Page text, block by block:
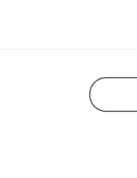
리고, 쉽게 화가 나고 무기력